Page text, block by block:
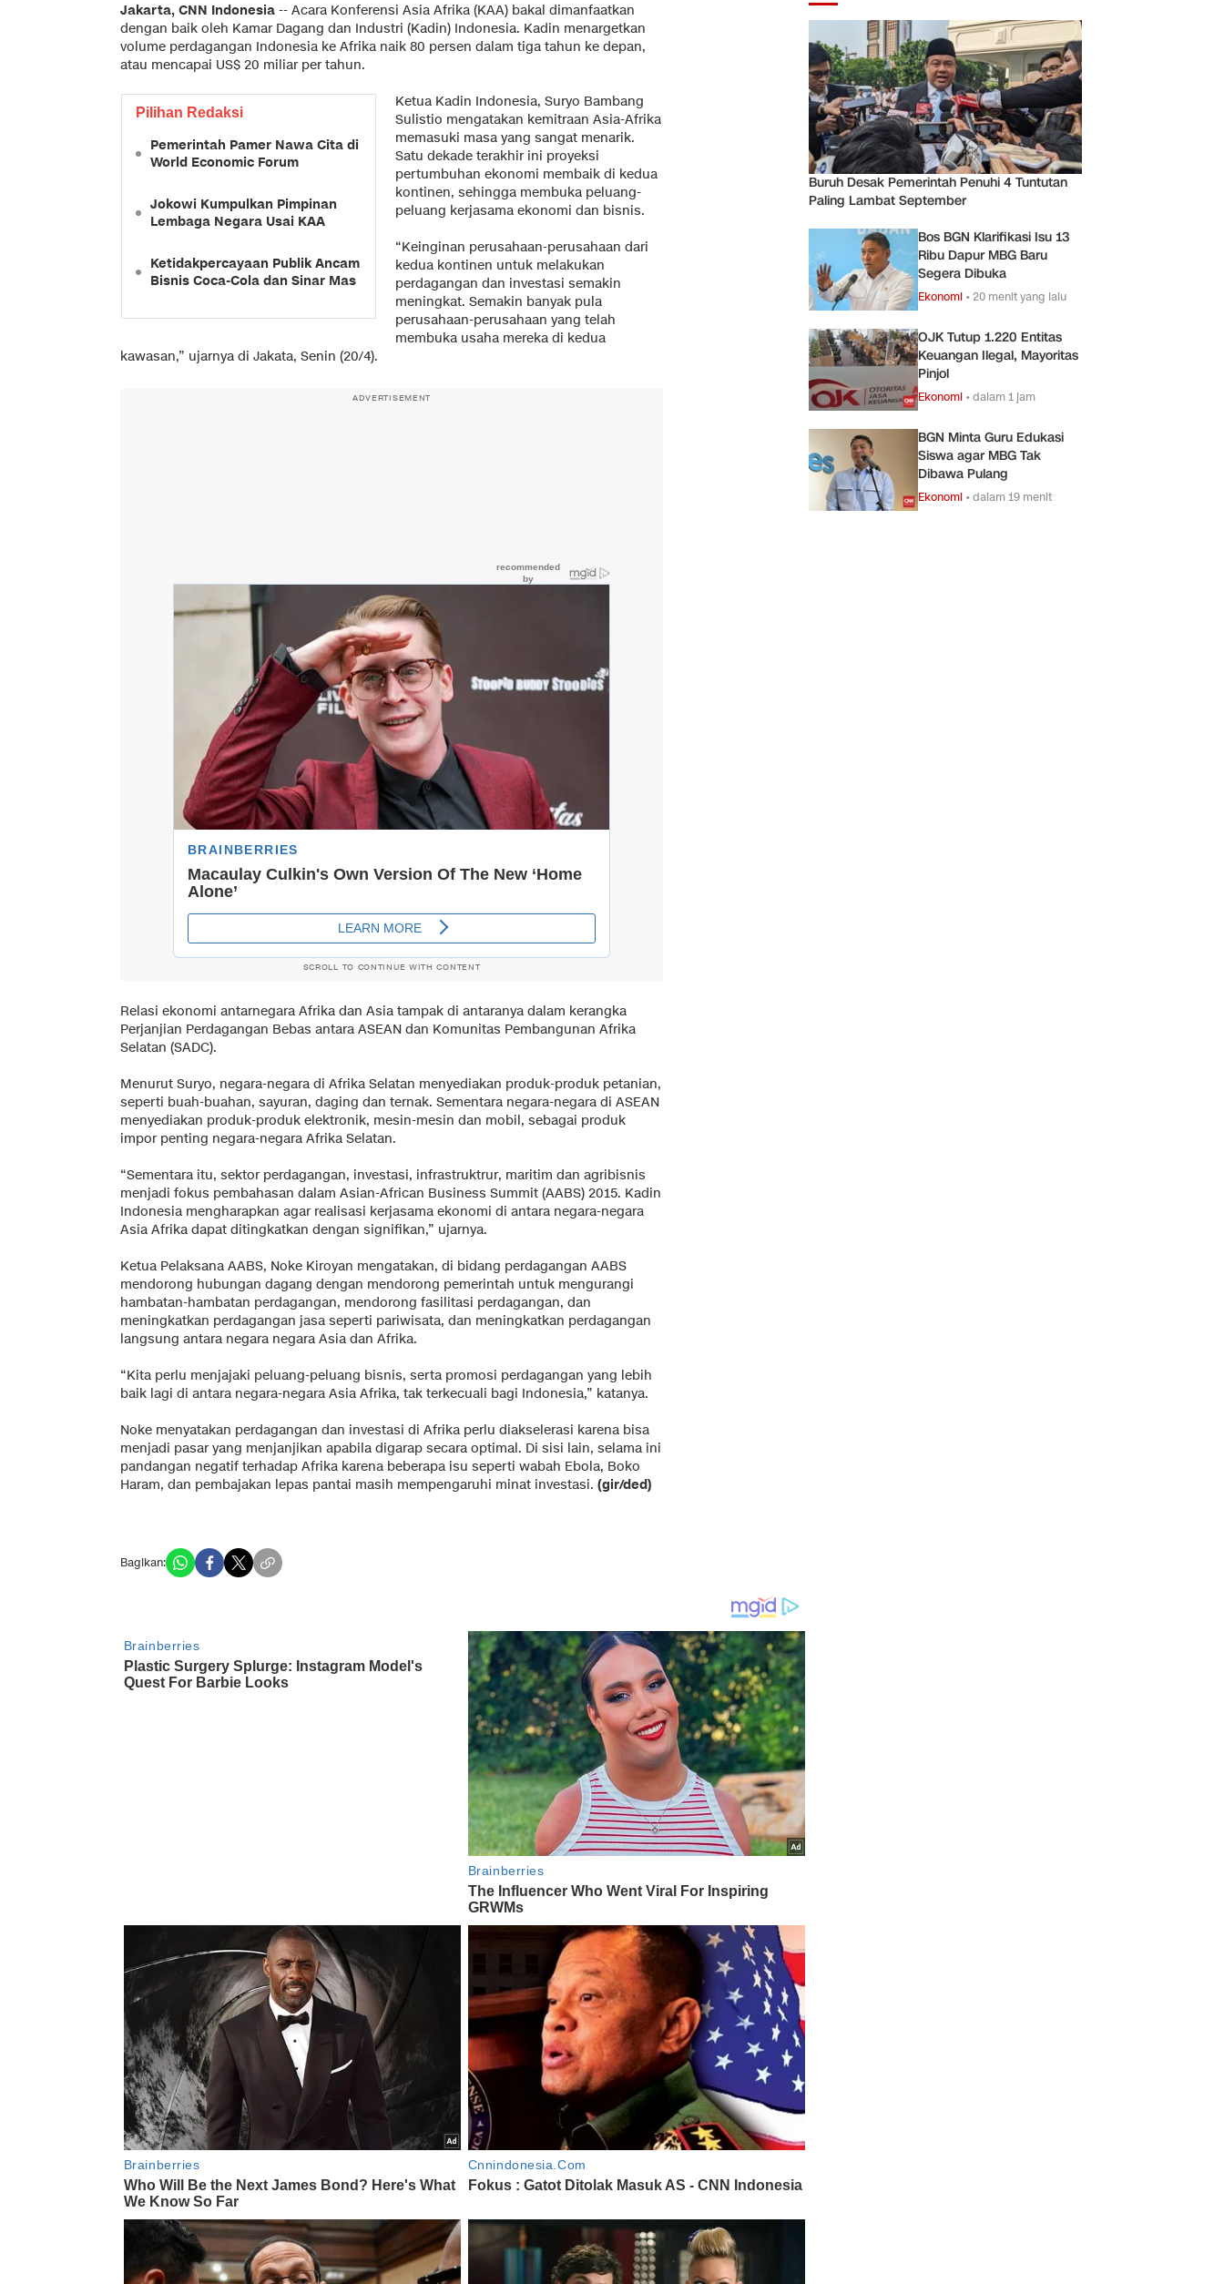
Jakarta, CNN Indonesia -- Acara Konferensi Asia Afrika (KAA) bakal dimanfaatkan
dengan baik oleh Kamar Dagang dan Industri (Kadin) Indonesia. Kadin menargetkan
volume perdagangan Indonesia ke Afrika naik 80 persen dalam tiga tahun ke depan,
atau mencapai US$ 20 miliar per tahun.
Pilihan Redaksi
Pemerintah Pamer Nawa Cita di
World Economic Forum
Jokowi Kumpulkan Pimpinan
Lembaga Negara Usai KAA
Ketidakpercayaan Publik Ancam
Bisnis Coca-Cola dan Sinar Mas
Ketua Kadin Indonesia, Suryo Bambang
Sulistio mengatakan kemitraan Asia-Afrika
memasuki masa yang sangat menarik.
Satu dekade terakhir ini proyeksi
pertumbuhan ekonomi membaik di kedua
kontinen, sehingga membuka peluang-
peluang kerjasama ekonomi dan bisnis.
“Keinginan perusahaan-perusahaan dari
kedua kontinen untuk melakukan
perdagangan dan investasi semakin
meningkat. Semakin banyak pula
perusahaan-perusahaan yang telah
membuka usaha mereka di kedua
kawasan,” ujarnya di Jakata, Senin (20/4).
ADVERTISEMENT
SCROLL TO CONTINUE WITH CONTENT
Relasi ekonomi antarnegara Afrika dan Asia tampak di antaranya dalam kerangka
Perjanjian Perdagangan Bebas antara ASEAN dan Komunitas Pembangunan Afrika
Selatan (SADC).
Menurut Suryo, negara-negara di Afrika Selatan menyediakan produk-produk petanian,
seperti buah-buahan, sayuran, daging dan ternak. Sementara negara-negara di ASEAN
menyediakan produk-produk elektronik, mesin-mesin dan mobil, sebagai produk
impor penting negara-negara Afrika Selatan.
“Sementara itu, sektor perdagangan, investasi, infrastruktrur, maritim dan agribisnis
menjadi fokus pembahasan dalam Asian-African Business Summit (AABS) 2015. Kadin
Indonesia mengharapkan agar realisasi kerjasama ekonomi di antara negara-negara
Asia Afrika dapat ditingkatkan dengan signifikan,” ujarnya.
Ketua Pelaksana AABS, Noke Kiroyan mengatakan, di bidang perdagangan AABS
mendorong hubungan dagang dengan mendorong pemerintah untuk mengurangi
hambatan-hambatan perdagangan, mendorong fasilitasi perdagangan, dan
meningkatkan perdagangan jasa seperti pariwisata, dan meningkatkan perdagangan
langsung antara negara negara Asia dan Afrika.
“Kita perlu menjajaki peluang-peluang bisnis, serta promosi perdagangan yang lebih
baik lagi di antara negara-negara Asia Afrika, tak terkecuali bagi Indonesia,” katanya.
Noke menyatakan perdagangan dan investasi di Afrika perlu diakselerasi karena bisa
menjadi pasar yang menjanjikan apabila digarap secara optimal. Di sisi lain, selama ini
pandangan negatif terhadap Afrika karena beberapa isu seperti wabah Ebola, Boko
Haram, dan pembajakan lepas pantai masih mempengaruhi minat investasi. (gir/ded)
Bagikan:
Buruh Desak Pemerintah Penuhi 4 Tuntutan
Paling Lambat September
Bos BGN Klarifikasi Isu 13
Ribu Dapur MBG Baru
Segera Dibuka
Ekonomi •20 menit yang lalu
OJK Tutup 1.220 Entitas
Keuangan Ilegal, Mayoritas
Pinjol
Ekonomi •dalam 1 jam
BGN Minta Guru Edukasi
Siswa agar MBG Tak
Dibawa Pulang
Ekonomi •dalam 19 menit